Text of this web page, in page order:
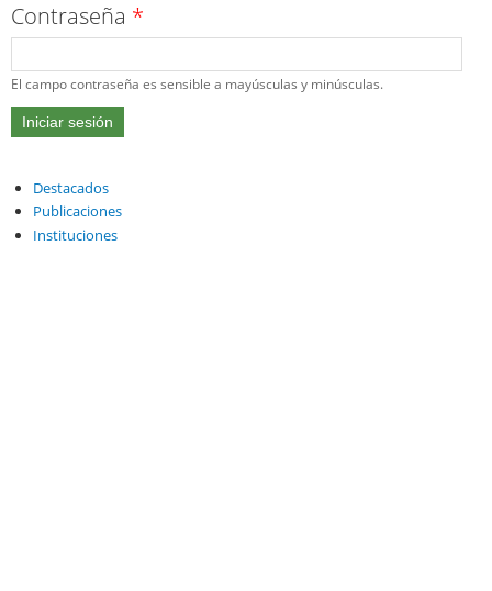
Contraseña *
El campo contraseña es sensible a mayúsculas y minúsculas.
Destacados
Publicaciones
Instituciones